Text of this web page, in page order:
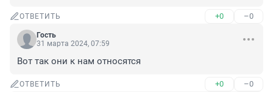
ОТВЕТИТЬ +0 –0
Гость
31 марта 2024, 07:59
Вот так они к нам относятся
ОТВЕТИТЬ +0 –0